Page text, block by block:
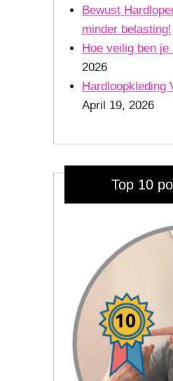
Bewust
minder belasting!
Hoe veilig ben
2026
Hardloopkleding
April 19, 2026
Top 10